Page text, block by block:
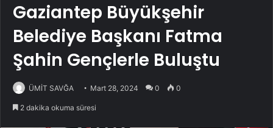
Gaziantep Büyükşehir
Belediye Başkanı Fatma
Şahin Gençlerle Buluştu
ÜMİT SAVĞA Mart 28, 2024 0 0
2 dakika okuma süresi